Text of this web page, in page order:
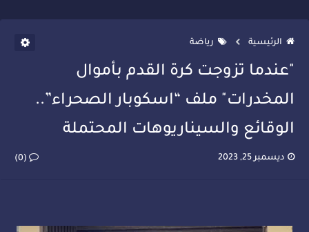
الرئيسية رياضة
"عندما تزوجت كرة القدم بأموال
المخدرات" ملف “اسكوبار الصحراء”..
الوقائع والسيناريوهات المحتملة
ديسمبر 25, 2023 (0)